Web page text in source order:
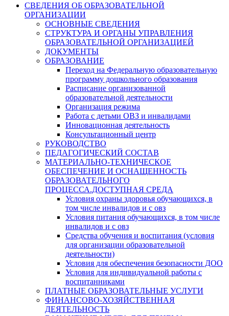
СВЕДЕНИЯ ОБ ОБРАЗОВАТЕЛЬНОЙ
ОРГАНИЗАЦИИ
ОСНОВНЫЕ СВЕДЕНИЯ
СТРУКТУРА И ОРГАНЫ УПРАВЛЕНИЯ
ОБРАЗОВАТЕЛЬНОЙ ОРГАНИЗАЦИЕЙ
ДОКУМЕНТЫ
ОБРАЗОВАНИЕ
Переход на Федеральную образовательную
программу дошкольного образования
Расписание организованной
образовательной деятельности
Организация режима
Работа с детьми ОВЗ и инвалидами
Инновационная деятельность
Консультационный центр
РУКОВОДСТВО
ПЕДАГОГИЧЕСКИЙ СОСТАВ
МАТЕРИАЛЬНО-ТЕХНИЧЕСКОЕ
ОБЕСПЕЧЕНИЕ И ОСНАЩЕННОСТЬ
ОБРАЗОВАТЕЛЬНОГО
ПРОЦЕССА.ДОСТУПНАЯ СРЕДА
Условия охраны здоровья обучающихся, в
том числе инвалидов и с овз
Условия питания обучающихся, в том числе
инвалидов и с овз
Средства обучения и воспитания (условия
для организации образовательной
деятельности)
Условия для обеспечения безопасности ДОО
Условия для индивидуальной работы с
воспитанниками
ПЛАТНЫЕ ОБРАЗОВАТЕЛЬНЫЕ УСЛУГИ
ФИНАНСОВО-ХОЗЯЙСТВЕННАЯ
ДЕЯТЕЛЬНОСТЬ